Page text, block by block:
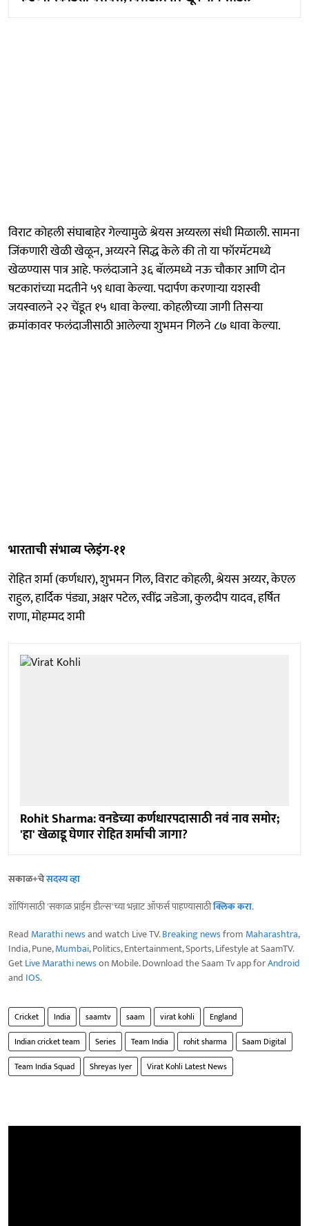
विराट कोहली संघाबाहेर गेल्यामुळे श्रेयस अय्यरला संधी मिळाली. सामना
जिंकणारी खेळी खेळून, अय्यरने सिद्ध केले की तो या फॉरमॅटमध्ये
खेळण्यास पात्र आहे. फलंदाजाने ३६ बॅालमध्ये नऊ चौकार आणि दोन
षटकारांच्या मदतीने ५९ धावा केल्या. पदार्पण करणाऱ्या यशस्वी
जयस्वालने २२ चेंडूत १५ धावा केल्या. कोहलीच्या जागी तिसऱ्या
क्रमांकावर फलंदाजीसाठी आलेल्या शुभमन गिलने ८७ धावा केल्या.
भारताची संभाव्य प्लेइंग-११
रोहित शर्मा (कर्णधार), शुभमन गिल, विराट कोहली, श्रेयस अय्यर, केएल
राहुल, हार्दिक पंड्या, अक्षर पटेल, रवींद्र जडेजा, कुलदीप यादव, हर्षित
राणा, मोहम्मद शमी
Rohit Sharma: वनडेच्या कर्णधारपदासाठी नवं नाव समोर;
'हा' खेळाडू घेणार रोहित शर्माची जागा?
सकाळ+चेसदस्य व्हा
शॉपिंगसाठी 'सकाळ प्राईम डील्स'च्या भन्नाट ऑफर्स पाहण्यासाठीक्लिक करा.
Read Marathi newsand watch Live TV.Breaking newsfrom Maharashtra,
India, Pune,Mumbai, Politics, Entertainment, Sports, Lifestyle at SaamTV.
GetLive Marathi newson Mobile. Download the Saam Tv app forAndroid
and IOS.
Cricket India saamtv saam virat kohli
England
Indian cricket team
Series Team India rohit sharma
Saam Digital
Team India Squad
Shreyas Iyer Virat Kohli Latest News